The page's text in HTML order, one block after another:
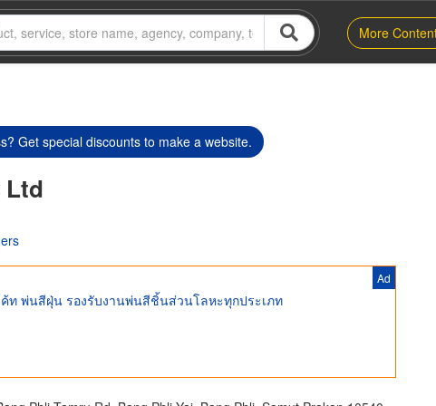
More
Get special discounts to make a website.
Ltd
Ad
ท พ่นสีฝุ่น รองรับงานพ่นสีชิ้นส่วนโลหะทุกประเภท